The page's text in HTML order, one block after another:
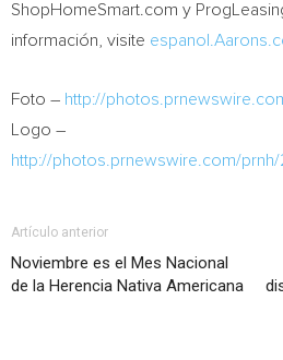
ShopHomeSmart.com y
información, visite
Foto – http://
Logo –
http://photos.prnewswire.com/
Artículo anterior
Noviembre es el Mes Nacional
de la Herencia Nativa Americana